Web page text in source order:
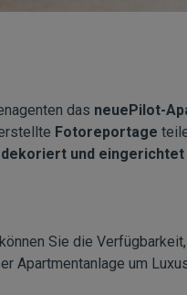
das neuePilot-
Fotoreportage
und eingerichtet
Sie die
Apartmentanlage um